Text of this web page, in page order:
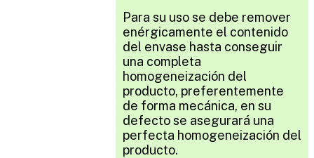
Para su uso se debe remover
enérgicamente el contenido
del envase hasta conseguir
una completa
homogeneización del
producto, preferentemente
de forma mecánica, en su
defecto se asegurará una
perfecta homogeneización del
producto.